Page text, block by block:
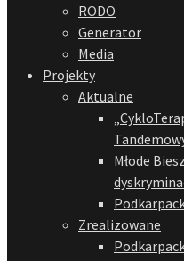
RODO
Generator
Media
Projekty
Aktualne
Młode
Zrealizowane